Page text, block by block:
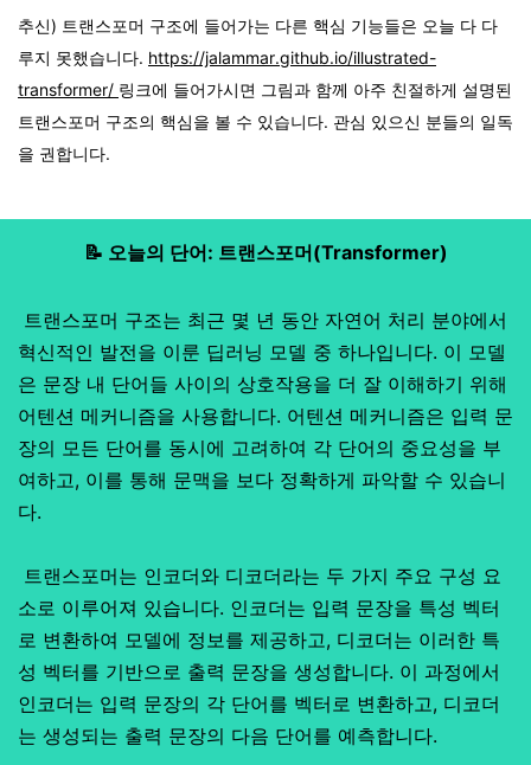
추신) 트랜스포머 구조에 들어가는 다른 핵심 기능들은 오늘 다 다
루지 못했습니다. https://jalammar.github.io/illustrated-
transformer/ 링크에 들어가시면 그림과 함께 아주 친절하게 설명된
트랜스포머 구조의 핵심을 볼 수 있습니다. 관심 있으신 분들의 일독
을 권합니다.
📝 오늘의 단어: 트랜스포머(Transformer)
트랜스포머 구조는 최근 몇 년 동안 자연어 처리 분야에서
혁신적인 발전을 이룬 딥러닝 모델 중 하나입니다. 이 모델
은 문장 내 단어들 사이의 상호작용을 더 잘 이해하기 위해
어텐션 메커니즘을 사용합니다. 어텐션 메커니즘은 입력 문
장의 모든 단어를 동시에 고려하여 각 단어의 중요성을 부
여하고, 이를 통해 문맥을 보다 정확하게 파악할 수 있습니
다.
트랜스포머는 인코더와 디코더라는 두 가지 주요 구성 요
소로 이루어져 있습니다. 인코더는 입력 문장을 특성 벡터
로 변환하여 모델에 정보를 제공하고, 디코더는 이러한 특
성 벡터를 기반으로 출력 문장을 생성합니다. 이 과정에서
인코더는 입력 문장의 각 단어를 벡터로 변환하고, 디코더
는 생성되는 출력 문장의 다음 단어를 예측합니다.